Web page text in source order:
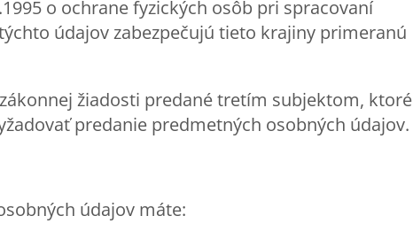
o ochrane fyzických osôb pri spracovaní
údajov zabezpečujú tieto krajiny primeranú
žiadosti predané tretím subjektom, ktoré
predanie predmetných osobných údajov.
údajov máte: